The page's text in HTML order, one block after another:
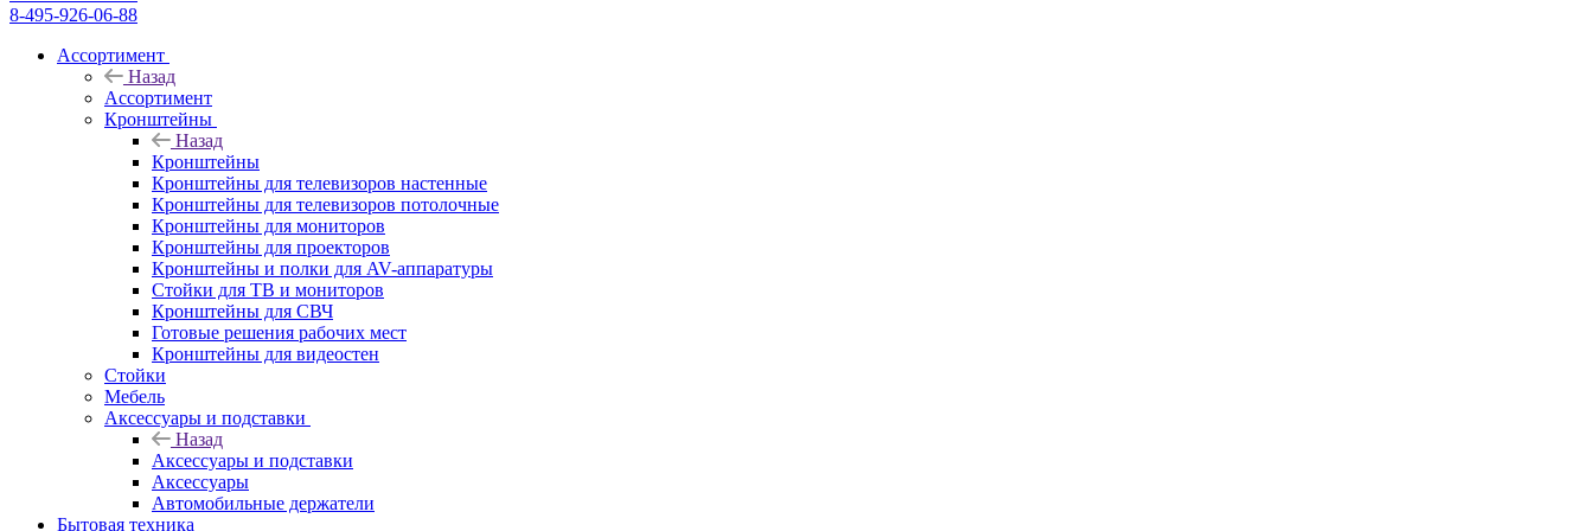
8-495-926-06-88
Ассортимент
Назад
Ассортимент
Кронштейны
Назад
Кронштейны
Кронштейны для телевизоров настенные
Кронштейны для телевизоров потолочные
Кронштейны для мониторов
Кронштейны для проекторов
Кронштейны и полки для AV-аппаратуры
Стойки для ТВ и мониторов
Кронштейны для СВЧ
Готовые решения рабочих мест
Кронштейны для видеостен
Стойки
Мебель
Аксессуары и подставки
Назад
Аксессуары и подставки
Аксессуары
Автомобильные держатели
Бытовая техника